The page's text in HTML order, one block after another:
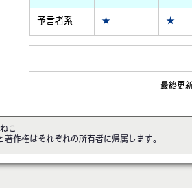
予言者系 ★ ★
最終更
こ
作権はそれぞれの所有者に帰属します。